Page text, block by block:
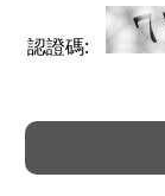
認證碼: